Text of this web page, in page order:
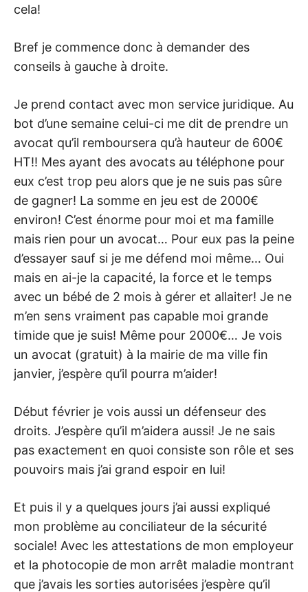
cela!
Bref je commence donc à demander des
conseils à gauche à droite.
Je prend contact avec mon service juridique. Au
bot d’une semaine celui-ci me dit de prendre un
avocat qu’il remboursera qu’à hauteur de 600€
HT!! Mes ayant des avocats au téléphone pour
eux c’est trop peu alors que je ne suis pas sûre
de gagner! La somme en jeu est de 2000€
environ! C’est énorme pour moi et ma famille
mais rien pour un avocat… Pour eux pas la peine
d’essayer sauf si je me défend moi même… Oui
mais en ai-je la capacité, la force et le temps
avec un bébé de 2 mois à gérer et allaiter! Je ne
m’en sens vraiment pas capable moi grande
timide que je suis! Même pour 2000€… Je vois
un avocat (gratuit) à la mairie de ma ville fin
janvier, j’espère qu’il pourra m’aider!
Début février je vois aussi un défenseur des
droits. J’espère qu’il m’aidera aussi! Je ne sais
pas exactement en quoi consiste son rôle et ses
pouvoirs mais j’ai grand espoir en lui!
Et puis il y a quelques jours j’ai aussi expliqué
mon problème au conciliateur de la sécurité
sociale! Avec les attestations de mon employeur
et la photocopie de mon arrêt maladie montrant
que j’avais les sorties autorisées j’espère qu’il